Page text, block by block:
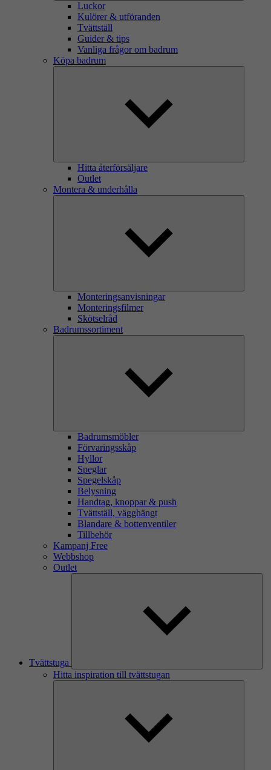
Luckor
Kulörer & utföranden
Tvättställ
Guider & tips
Vanliga frågor om badrum
Köpa badrum
Hitta återförsäljare
Outlet
Montera & underhålla
Monteringsanvisningar
Monteringsfilmer
Skötselråd
Badrumssortiment
Badrumsmöbler
Förvaringsskåp
Hyllor
Speglar
Spegelskåp
Belysning
Handtag, knoppar & push
Tvättställ, vägghängt
Blandare & bottenventiler
Tillbehör
Kampanj Free
Webbshop
Outlet
Tvättstuga
Hitta inspiration till tvättstugan